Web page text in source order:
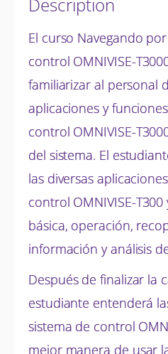
El curso Navegando
control OMNIVISE-
familiarizar al personal
aplicaciones y
control OMNIVISE-
del sistema. El
las diversas
control OMNIVISE-
básica, operación,
información y análisis
Después de finalizar la
estudiante entenderá
sistema de control
mejor manera de usar